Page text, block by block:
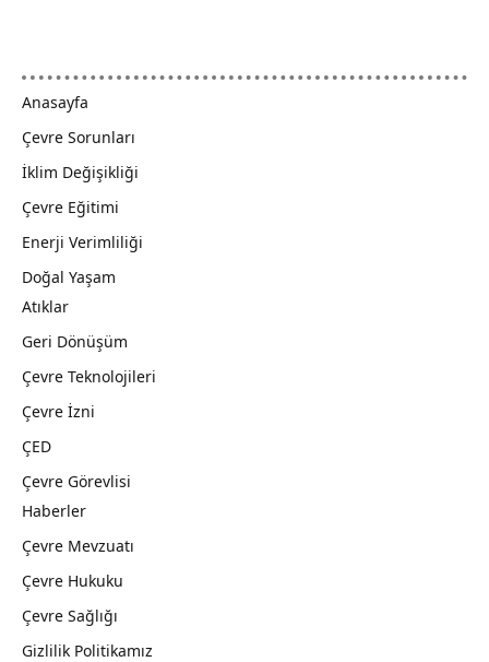
Anasayfa
Çevre Sorunları
İklim Değişikliği
Çevre Eğitimi
Enerji Verimliliği
Doğal Yaşam
Atıklar
Geri Dönüşüm
Çevre Teknolojileri
Çevre İzni
ÇED
Çevre Görevlisi
Haberler
Çevre Mevzuatı
Çevre Hukuku
Çevre Sağlığı
Gizlilik Politikamız